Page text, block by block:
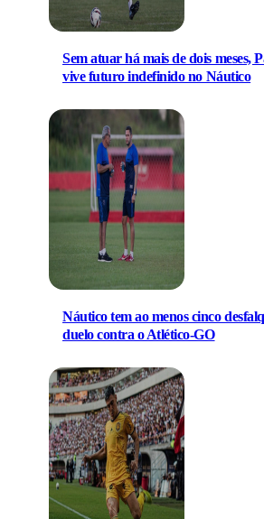
Sem atuar há mais de dois meses,
vive futuro indefinido no Náutico
Náutico tem ao menos cinco
duelo contra o Atlético-GO